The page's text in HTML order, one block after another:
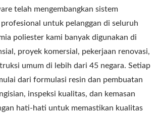
telah mengembangkan sistem
untuk pelanggan di seluruh
poliester kami banyak digunakan di
proyek komersial, pekerjaan renovasi,
umum di lebih dari 45 negara. Setiap
dari formulasi resin dan pembuatan
inspeksi kualitas, dan kemasan
hati-hati untuk memastikan kualitas